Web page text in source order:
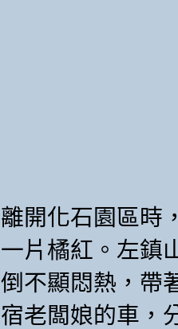
離開化石園區時
一片橘紅。左鎮
倒不顯悶熱，帶
宿老闆娘的車，